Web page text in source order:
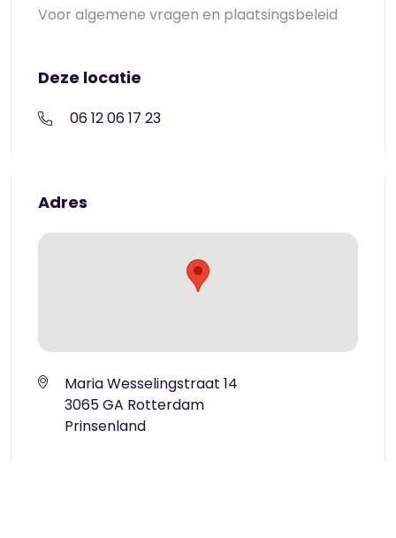
Voor algemene vragen en plaatsingsbeleid
Deze locatie
06 12 06 17 23
Adres
Maria Wesselingstraat 14
3065 GA Rotterdam
Prinsenland